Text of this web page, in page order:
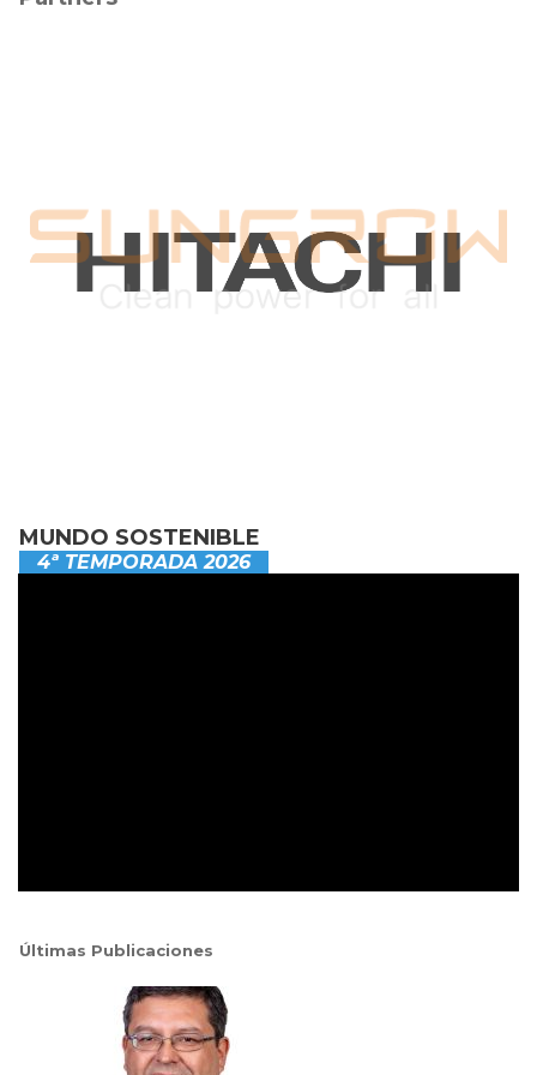
MUNDO SOSTENIBLE
4ª TEMPORADA 2026
Últimas Publicaciones